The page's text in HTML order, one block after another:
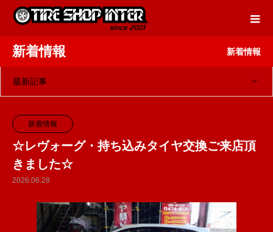
新着情報 新着情報
最新記事
新着情報
☆レヴォーグ・持ち込みタイヤ交換ご来店頂
きました☆
2026.06.28